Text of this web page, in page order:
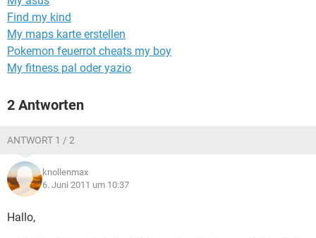
Find my kind
My maps karte erstellen
Pokemon feuerrot cheats my boy
My fitness pal oder yazio
2 Antworten
ANTWORT 1 / 2
knollenmax
6. Juni 2011 um 10:37
Hallo,